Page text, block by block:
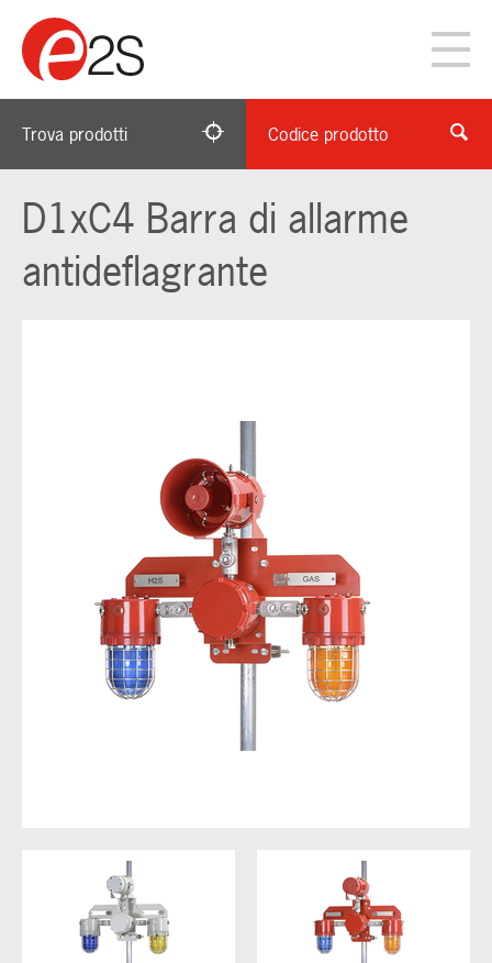
Trova prodotti Codice prodotto
D1xC4 Barra di allarme
antideflagrante